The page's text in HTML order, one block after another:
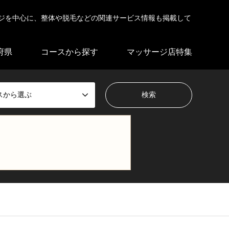
中心に、整体や脱毛などの関連サービス情報も掲載して
県 コースから探す マッサージ店特集
から選ぶ